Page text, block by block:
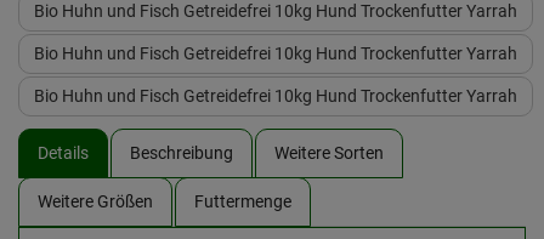
Bio Huhn und Fisch Getreidefrei 10kg Hund Trockenfutter Yarrah
Bio Huhn und Fisch Getreidefrei 10kg Hund Trockenfutter Yarrah
Bio Huhn und Fisch Getreidefrei 10kg Hund Trockenfutter Yarrah
Details Beschreibung Weitere Sorten
Weitere Größen Futtermenge